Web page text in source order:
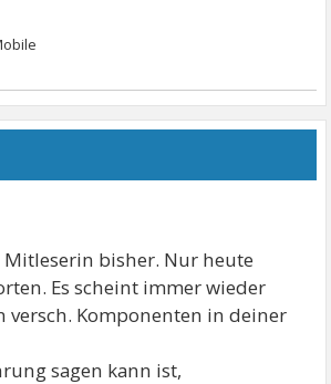
bisher. Nur heute
Es scheint immer wieder
versch. Komponenten in deiner
sagen kann ist,